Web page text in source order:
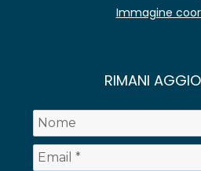
Immagine
RIMANI